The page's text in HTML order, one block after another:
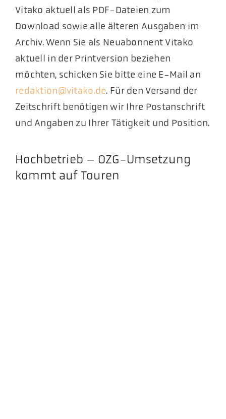
Vitako aktuell als PDF-Dateien zum
Download sowie alle älteren Ausgaben im
Archiv. Wenn Sie als Neuabonnent Vitako
aktuell in der Printversion beziehen
möchten, schicken Sie bitte eine E-Mail an
redaktion@vitako.de. Für den Versand der
Zeitschrift benötigen wir Ihre Postanschrift
und Angaben zu Ihrer Tätigkeit und Position.
Hochbetrieb – OZG-Umsetzung
kommt auf Touren